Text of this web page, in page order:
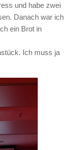
und habe zwei
Danach war ich
ein Brot in
Ich muss ja